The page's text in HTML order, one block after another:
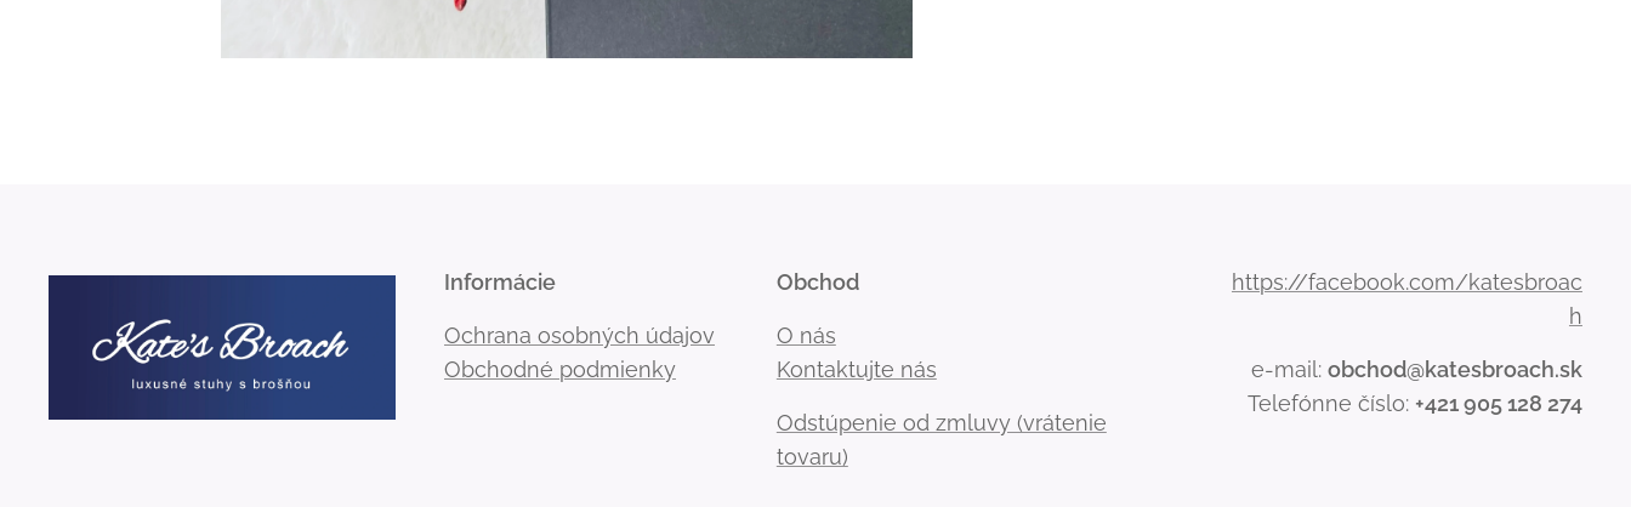
Informácie
Ochrana osobných údajov
Obchodné podmienky
Obchod
O nás
Kontaktujte nás
Odstúpenie od zmluvy (vrátenie
tovaru)
https://facebook.com/katesbroac
h
e-mail: obchod@katesbroach.sk
Telefónne číslo: +421 905 128 274